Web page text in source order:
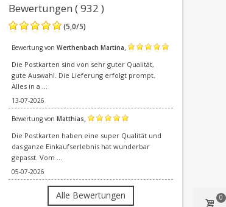
Bewertungen ( 932 )
(5,0/5)
Bewertung von Werthenbach Martina,
Die Postkarten sind von sehr guter Qualität,
gute Auswahl. Die Lieferung erfolgt prompt.
Alles in a ...
13-07-2026
Bewertung von Matthias,
Die Postkarten haben eine super Qualität und
das ganze Einkaufserlebnis hat wunderbar
gepasst. Vom ...
05-07-2026
Alle Bewertungen 0